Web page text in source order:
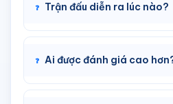
Trận đấu diễn ra lúc nào?
Ai được đánh giá cao